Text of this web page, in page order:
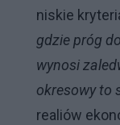
niskie
gdzie próg
wynosi
okresowy to
realiów